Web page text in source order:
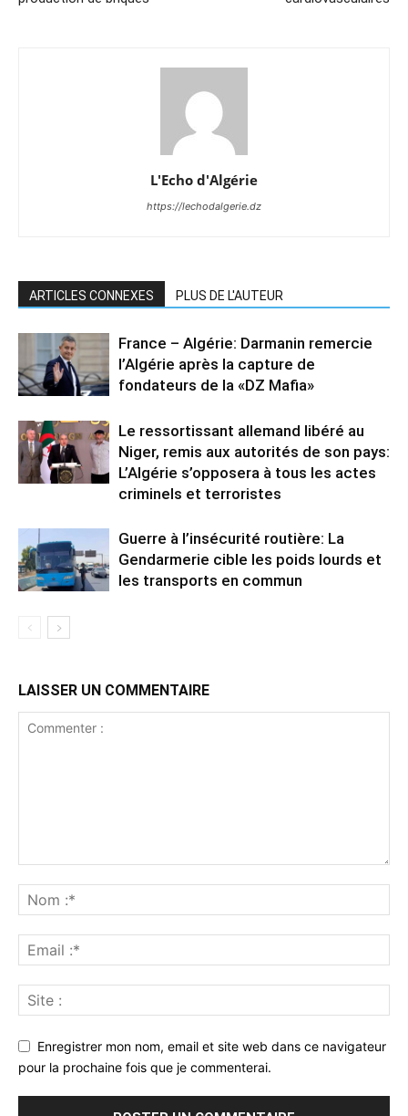
L'Echo d'Algérie
https://lechodalgerie.dz
ARTICLES CONNEXES PLUS DE L'AUTEUR
France – Algérie: Darmanin remercie
l’Algérie après la capture de
fondateurs de la «DZ Mafia»
Le ressortissant allemand libéré au
Niger, remis aux autorités de son pays:
L’Algérie s’opposera à tous les actes
criminels et terroristes
Guerre à l’insécurité routière: La
Gendarmerie cible les poids lourds et
les transports en commun
LAISSER UN COMMENTAIRE
Enregistrer mon nom, email et site web dans ce navigateur
pour la prochaine fois que je commenterai.